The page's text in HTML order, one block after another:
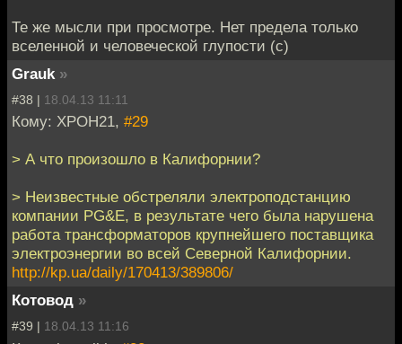
Те же мысли при просмотре. Нет предела только
вселенной и человеческой глупости (с)
Grauk »
#38 | 18.04.13 11:11
Кому: XPOH21, #29
> А что произошло в Калифорнии?
> Неизвестные обстреляли электроподстанцию
компании PG&E, в результате чего была нарушена
работа трансформаторов крупнейшего поставщика
электроэнергии во всей Северной Калифорнии.
http://kp.ua/daily/170413/389806/
Котовод »
#39 | 18.04.13 11:16